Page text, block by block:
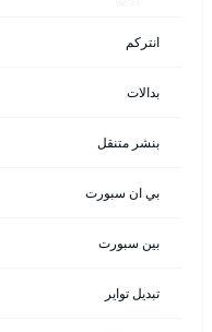
انتركم
بدالات
بنشر متنقل
بي ان سبورت
بين سبورت
تبديل تواير